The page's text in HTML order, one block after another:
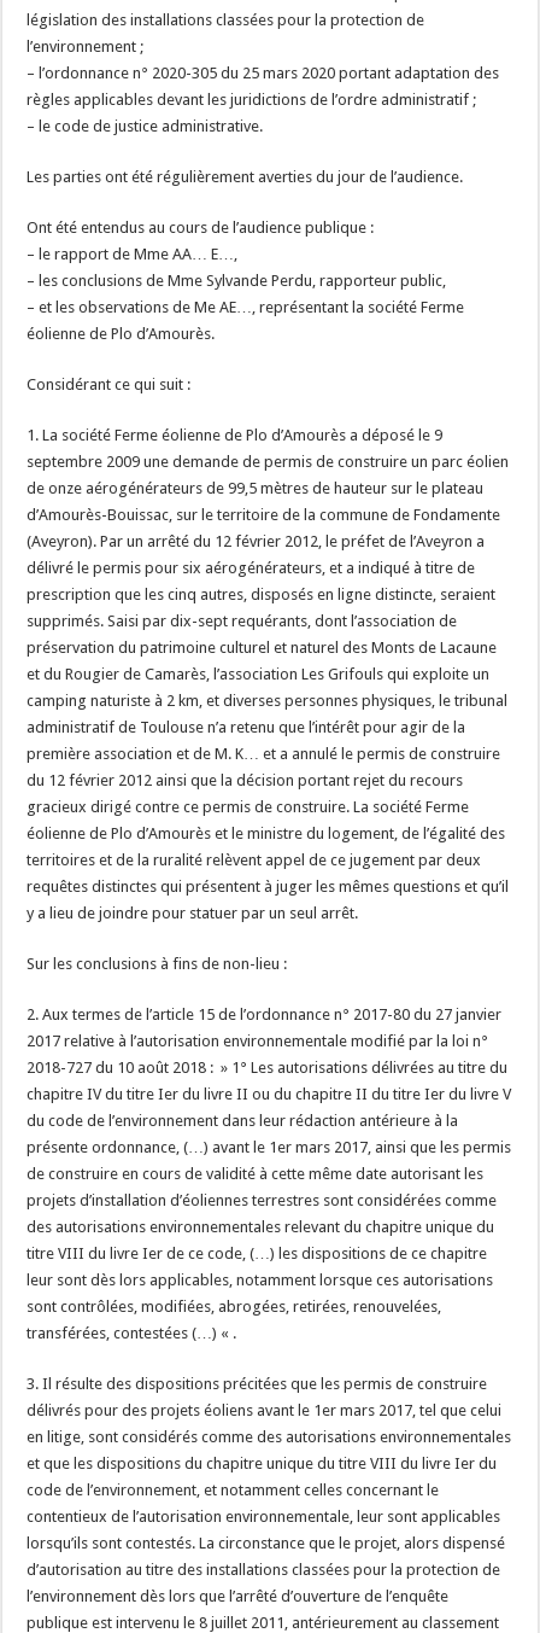
législation des installations classées pour la protection de
l’environnement ;
– l’ordonnance n° 2020-305 du 25 mars 2020 portant adaptation des
règles applicables devant les juridictions de l’ordre administratif ;
– le code de justice administrative.
Les parties ont été régulièrement averties du jour de l’audience.
Ont été entendus au cours de l’audience publique :
– le rapport de Mme AA… E…,
– les conclusions de Mme Sylvande Perdu, rapporteur public,
– et les observations de Me AE…, représentant la société Ferme
éolienne de Plo d’Amourès.
Considérant ce qui suit :
1. La société Ferme éolienne de Plo d’Amourès a déposé le 9
septembre 2009 une demande de permis de construire un parc éolien
de onze aérogénérateurs de 99,5 mètres de hauteur sur le plateau
d’Amourès-Bouissac, sur le territoire de la commune de Fondamente
(Aveyron). Par un arrêté du 12 février 2012, le préfet de l’Aveyron a
délivré le permis pour six aérogénérateurs, et a indiqué à titre de
prescription que les cinq autres, disposés en ligne distincte, seraient
supprimés. Saisi par dix-sept requérants, dont l’association de
préservation du patrimoine culturel et naturel des Monts de Lacaune
et du Rougier de Camarès, l’association Les Grifouls qui exploite un
camping naturiste à 2 km, et diverses personnes physiques, le tribunal
administratif de Toulouse n’a retenu que l’intérêt pour agir de la
première association et de M. K… et a annulé le permis de construire
du 12 février 2012 ainsi que la décision portant rejet du recours
gracieux dirigé contre ce permis de construire. La société Ferme
éolienne de Plo d’Amourès et le ministre du logement, de l’égalité des
territoires et de la ruralité relèvent appel de ce jugement par deux
requêtes distinctes qui présentent à juger les mêmes questions et qu’il
y a lieu de joindre pour statuer par un seul arrêt.
Sur les conclusions à fins de non-lieu :
2. Aux termes de l’article 15 de l’ordonnance n° 2017-80 du 27 janvier
2017 relative à l’autorisation environnementale modifié par la loi n°
2018-727 du 10 août 2018 : » 1° Les autorisations délivrées au titre du
chapitre IV du titre Ier du livre II ou du chapitre II du titre Ier du livre V
du code de l’environnement dans leur rédaction antérieure à la
présente ordonnance, (…) avant le 1er mars 2017, ainsi que les permis
de construire en cours de validité à cette même date autorisant les
projets d’installation d’éoliennes terrestres sont considérées comme
des autorisations environnementales relevant du chapitre unique du
titre VIII du livre Ier de ce code, (…) les dispositions de ce chapitre
leur sont dès lors applicables, notamment lorsque ces autorisations
sont contrôlées, modifiées, abrogées, retirées, renouvelées,
transférées, contestées (…) « .
3. Il résulte des dispositions précitées que les permis de construire
délivrés pour des projets éoliens avant le 1er mars 2017, tel que celui
en litige, sont considérés comme des autorisations environnementales
et que les dispositions du chapitre unique du titre VIII du livre Ier du
code de l’environnement, et notamment celles concernant le
contentieux de l’autorisation environnementale, leur sont applicables
lorsqu’ils sont contestés. La circonstance que le projet, alors dispensé
d’autorisation au titre des installations classées pour la protection de
l’environnement dès lors que l’arrêté d’ouverture de l’enquête
publique est intervenu le 8 juillet 2011, antérieurement au classement